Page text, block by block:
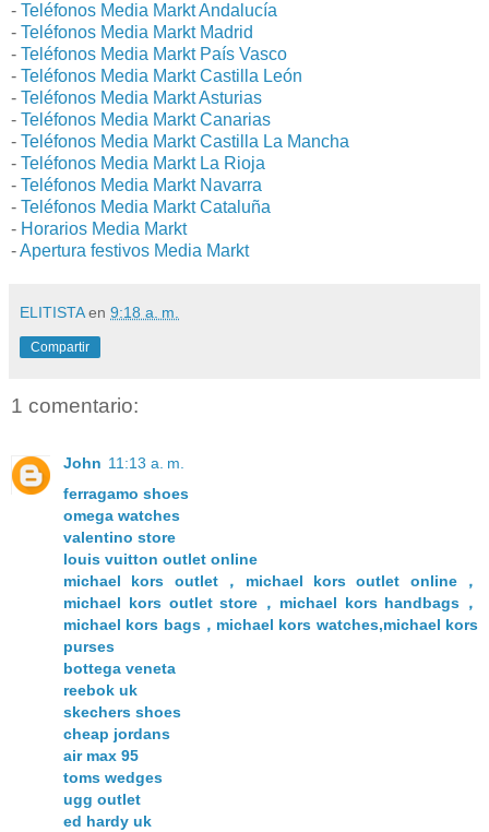
- Teléfonos Media Markt Andalucía
- Teléfonos Media Markt Madrid
- Teléfonos Media Markt País Vasco
- Teléfonos Media Markt Castilla León
- Teléfonos Media Markt Asturias
- Teléfonos Media Markt Canarias
- Teléfonos Media Markt Castilla La Mancha
- Teléfonos Media Markt La Rioja
- Teléfonos Media Markt Navarra
- Teléfonos Media Markt Cataluña
- Horarios Media Markt
-Apertura festivos Media Markt
ELITISTA en 9:18 a. m.
Compartir
1 comentario:
John 11:13 a. m.
ferragamo shoes
omega watches
valentino store
louis vuitton outlet online
michael kors outlet，michael kors outlet online，
michael kors outlet store，michael kors handbags，
michael kors bags，michael kors watches,michael kors
purses
bottega veneta
reebok uk
skechers shoes
cheap jordans
air max 95
toms wedges
ugg outlet
ed hardy uk